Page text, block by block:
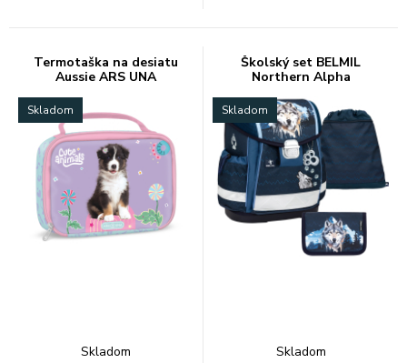
Termotaška na desiatu
Aussie ARS UNA
Skladom
Skladom
Školský set BELMIL
Northern Alpha
Skladom
Skladom